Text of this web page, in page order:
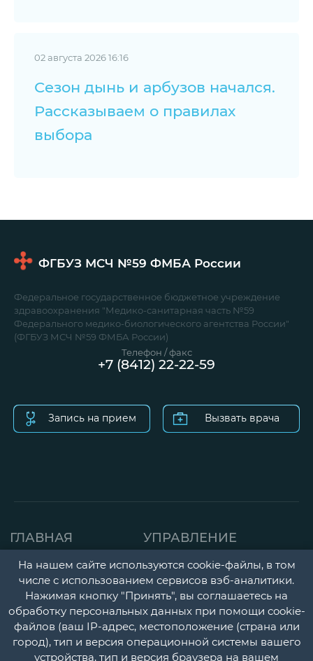
02 августа 2026 16:16
Сезон дынь и арбузов начался.
Рассказываем о правилах
выбора
ФГБУЗ МСЧ №59 ФМБА России
Федеральное государственное бюджетное учреждение
здравоохранения "Медико-санитарная часть №59
Федерального медико-биологического агентства России"
(ФГБУЗ МСЧ №59 ФМБА России)
ГЛАВНАЯ
О НАС
НОВОСТИ
ДОКУМЕНТЫ
УЧЕТНАЯ
УПРАВЛЕНИЕ
ДЕТСКАЯ
ГОРОДСКАЯ
ПОЛИКЛИНИКА
ПЕРИНАТАЛЬНЫЙ
Запись на прием Вызвать врача
Телефон / факс
+7 (8412) 22-22-59
На нашем сайте используются cookie-файлы, в том
числе с использованием сервисов вэб-аналитики.
Нажимая кнопку "Принять", вы соглашаетесь на
обработку персональных данных при помощи cookie-
файлов (ваш IP-адрес, местоположение (страна или
город), тип и версия операционной системы вашего
устройства, тип и версия браузера на вашем